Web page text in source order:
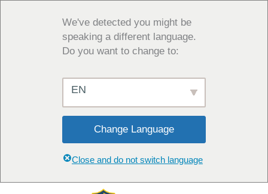
We've detected you might be
speaking a different language.
Do you want to change to:
EN
Change Language
Close and do not switch language